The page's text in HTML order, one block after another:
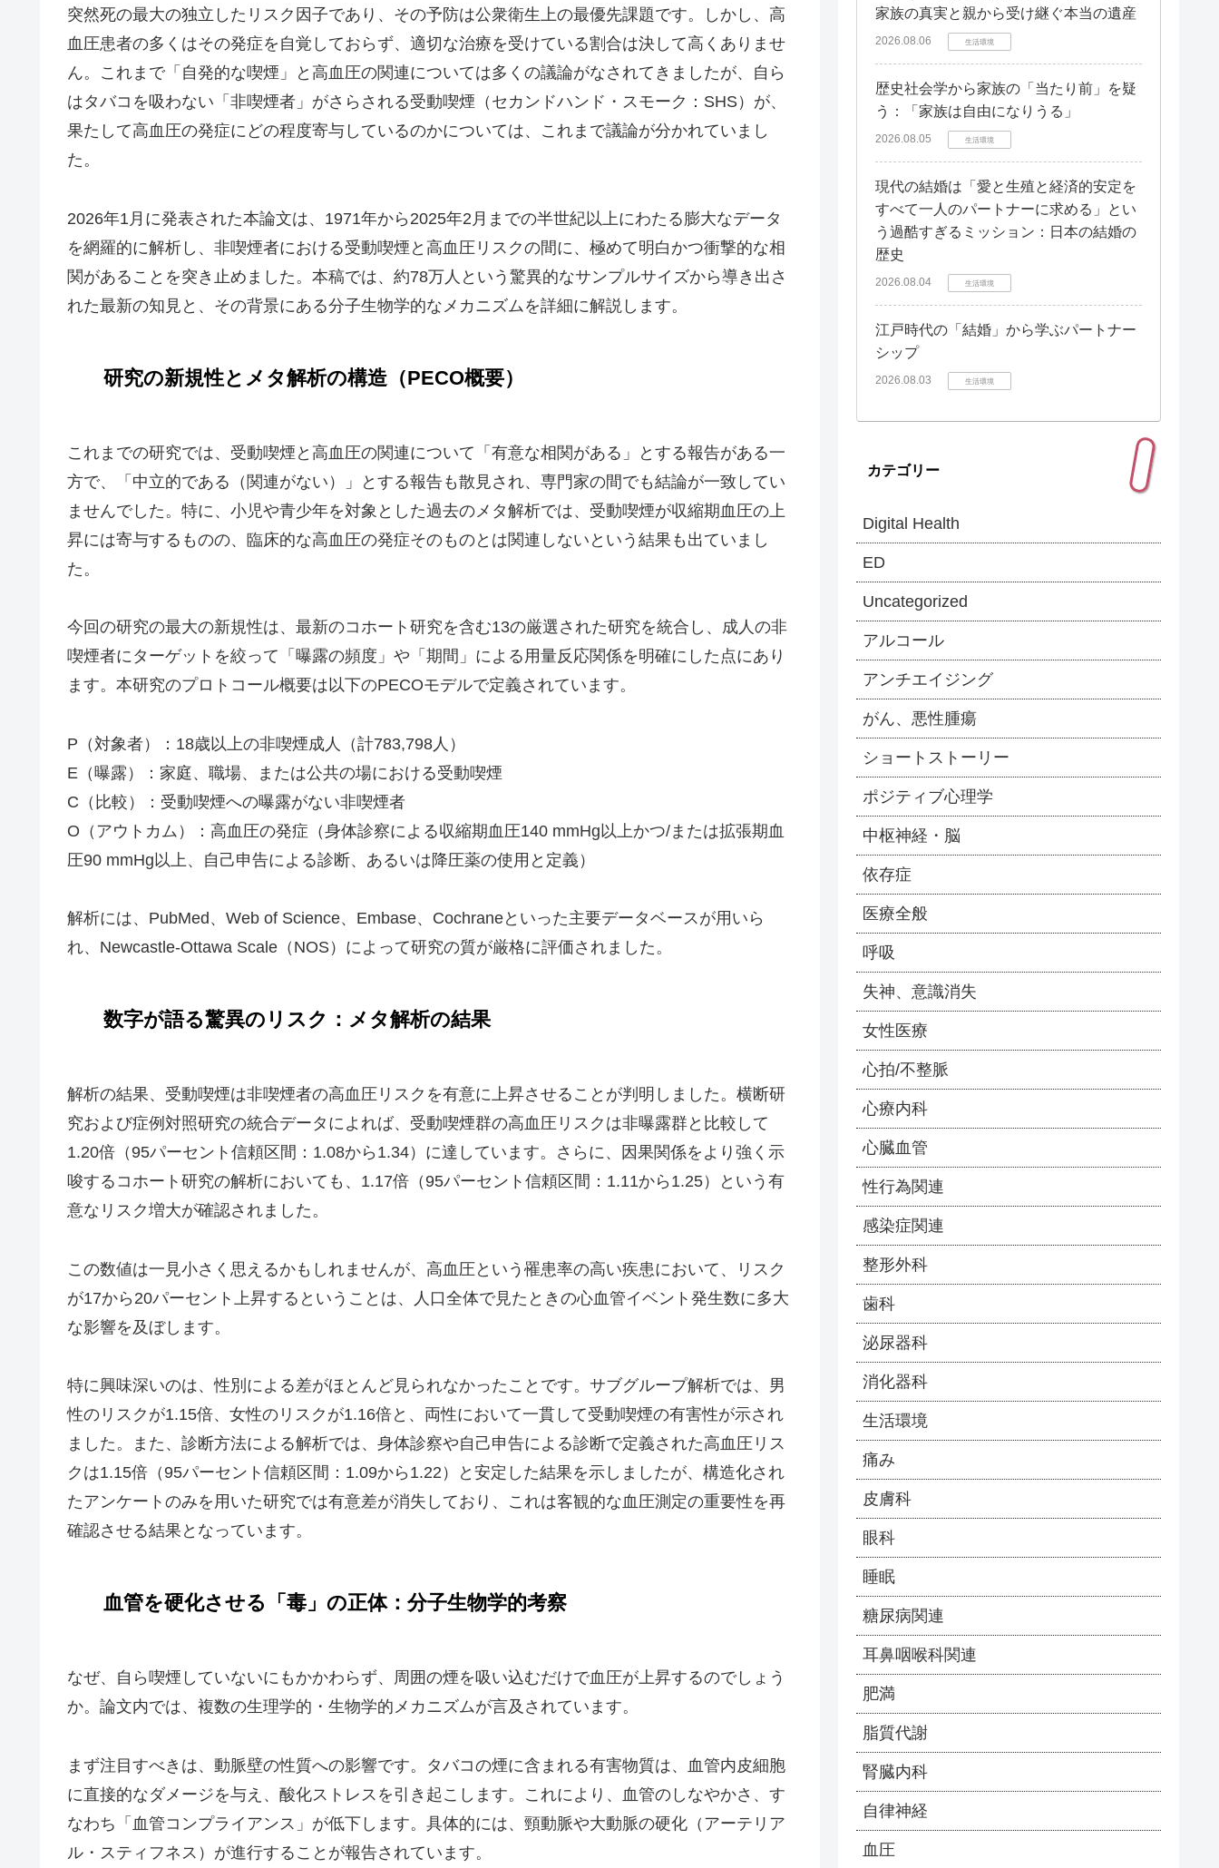
突然死の最大の独立したリスク因子であり、その予防は公衆衛生上の最優先課題です。しかし、高
血圧患者の多くはその発症を自覚しておらず、適切な治療を受けている割合は決して高くありませ
ん。これまで「自発的な喫煙」と高血圧の関連については多くの議論がなされてきましたが、自ら
はタバコを吸わない「非喫煙者」がさらされる受動喫煙（セカンドハンド・スモーク：SHS）が、
果たして高血圧の発症にどの程度寄与しているのかについては、これまで議論が分かれていまし
た。
2026年1月に発表された本論文は、1971年から2025年2月までの半世紀以上にわたる膨大なデータ
を網羅的に解析し、非喫煙者における受動喫煙と高血圧リスクの間に、極めて明白かつ衝撃的な相
関があることを突き止めました。本稿では、約78万人という驚異的なサンプルサイズから導き出さ
れた最新の知見と、その背景にある分子生物学的なメカニズムを詳細に解説します。
研究の新規性とメタ解析の構造（PECO概要）
これまでの研究では、受動喫煙と高血圧の関連について「有意な相関がある」とする報告がある一
方で、「中立的である（関連がない）」とする報告も散見され、専門家の間でも結論が一致してい
ませんでした。特に、小児や青少年を対象とした過去のメタ解析では、受動喫煙が収縮期血圧の上
昇には寄与するものの、臨床的な高血圧の発症そのものとは関連しないという結果も出ていまし
た。
今回の研究の最大の新規性は、最新のコホート研究を含む13の厳選された研究を統合し、成人の非
喫煙者にターゲットを絞って「曝露の頻度」や「期間」による用量反応関係を明確にした点にあり
ます。本研究のプロトコール概要は以下のPECOモデルで定義されています。
P（対象者）：18歳以上の非喫煙成人（計783,798人）
E（曝露）：家庭、職場、または公共の場における受動喫煙
C（比較）：受動喫煙への曝露がない非喫煙者
O（アウトカム）：高血圧の発症（身体診察による収縮期血圧140 mmHg以上かつ/または拡張期血
圧90 mmHg以上、自己申告による診断、あるいは降圧薬の使用と定義）
解析には、PubMed、Web of Science、Embase、Cochraneといった主要データベースが用いら
れ、Newcastle-Ottawa Scale（NOS）によって研究の質が厳格に評価されました。
数字が語る驚異のリスク：メタ解析の結果
解析の結果、受動喫煙は非喫煙者の高血圧リスクを有意に上昇させることが判明しました。横断研
究および症例対照研究の統合データによれば、受動喫煙群の高血圧リスクは非曝露群と比較して
1.20倍（95パーセント信頼区間：1.08から1.34）に達しています。さらに、因果関係をより強く示
唆するコホート研究の解析においても、1.17倍（95パーセント信頼区間：1.11から1.25）という有
意なリスク増大が確認されました。
この数値は一見小さく思えるかもしれませんが、高血圧という罹患率の高い疾患において、リスク
が17から20パーセント上昇するということは、人口全体で見たときの心血管イベント発生数に多大
な影響を及ぼします。
特に興味深いのは、性別による差がほとんど見られなかったことです。サブグループ解析では、男
性のリスクが1.15倍、女性のリスクが1.16倍と、両性において一貫して受動喫煙の有害性が示され
ました。また、診断方法による解析では、身体診察や自己申告による診断で定義された高血圧リス
クは1.15倍（95パーセント信頼区間：1.09から1.22）と安定した結果を示しましたが、構造化され
たアンケートのみを用いた研究では有意差が消失しており、これは客観的な血圧測定の重要性を再
確認させる結果となっています。
血管を硬化させる「毒」の正体：分子生物学的考察
なぜ、自ら喫煙していないにもかかわらず、周囲の煙を吸い込むだけで血圧が上昇するのでしょう
か。論文内では、複数の生理学的・生物学的メカニズムが言及されています。
まず注目すべきは、動脈壁の性質への影響です。タバコの煙に含まれる有害物質は、血管内皮細胞
に直接的なダメージを与え、酸化ストレスを引き起こします。これにより、血管のしなやかさ、す
なわち「血管コンプライアンス」が低下します。具体的には、頸動脈や大動脈の硬化（アーテリア
ル・スティフネス）が進行することが報告されています。
家族の真実と親から受け継ぐ本当の遺産
2026.08.06 生活環境
歴史社会学から家族の「当たり前」を疑
う：「家族は自由になりうる」
2026.08.05 生活環境
現代の結婚は「愛と生殖と経済的安定を
すべて一人のパートナーに求める」とい
う過酷すぎるミッション：日本の結婚の
歴史
2026.08.04 生活環境
江戸時代の「結婚」から学ぶパートナー
シップ
2026.08.03 生活環境
カテゴリー
Digital Health
ED
Uncategorized
アルコール
アンチエイジング
がん、悪性腫瘍
ショートストーリー
ポジティブ心理学
中枢神経・脳
依存症
医療全般
呼吸
失神、意識消失
女性医療
心拍/不整脈
心療内科
心臓血管
性行為関連
感染症関連
整形外科
歯科
泌尿器科
消化器科
生活環境
痛み
皮膚科
眼科
睡眠
糖尿病関連
耳鼻咽喉科関連
肥満
脂質代謝
腎臓内科
自律神経
血圧